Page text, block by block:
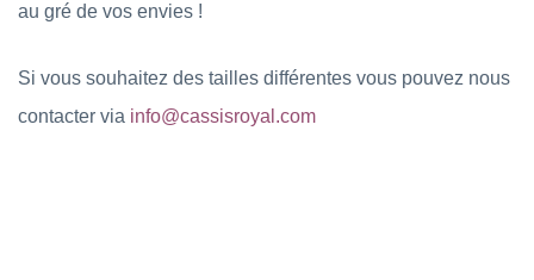
au gré de vos envies !
Si vous souhaitez des tailles différentes vous pouvez nous
contacter via info@cassisroyal.com